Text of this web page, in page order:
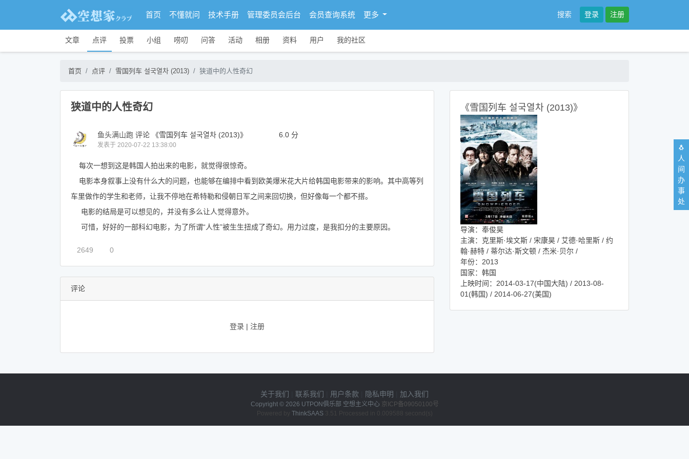
首页 不懂就问 技术手册 管理委员会后台 会员查询系统 更多 搜索 登录 注册
文章 点评 投票 小组 唠叨 问答 活动 相册 资料 用户 我的社区
首页 点评 雪国列车 설국열차 (2013) 狭道中的人性奇幻
狭道中的人性奇幻
鱼头满山跑 评论 《雪国列车 설국열차 (2013)》 6.0 分
发表于 2020-07-22 13:38:00
每次一想到这是韩国人拍出来的电影，就觉得很惊奇。
电影本身叙事上没有什么大的问题，也能够在编排中看到欧美爆米花大片给韩国电影带来的影响。其中高等列
车里做作的学生和老师，让我不停地在希特勒和侵朝日军之间来回切换，但好像每一个都不搭。
电影的结局是可以想见的，并没有多么让人觉得意外。
可惜，好好的一部科幻电影，为了所谓“人性”被生生扭成了奇幻。用力过度，是我扣分的主要原因。
2649 0
评论
登录 | 注册
《雪国列车 설국열차 (2013)》
导演：奉俊昊
主演：克里斯·埃文斯 / 宋康昊 / 艾德·哈里斯 / 约
翰·赫特 / 蒂尔达·斯文顿 / 杰米·贝尔 /
年份：2013
国家：韩国
上映时间：2014-03-17(中国大陆) / 2013-08-
01(韩国) / 2014-06-27(美国)
关于我们 联系我们 用户条款 隐私申明 加入我们
Copyright © 2026 UTPON俱乐部 空想主义中心 京ICP备09050100号
Powered by ThinkSAAS3.51 Processed in 0.009588 second(s)
🐧
人
间
办
事
处